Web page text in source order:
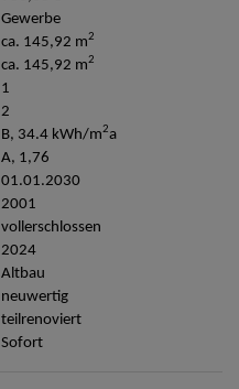
Gewerbe
ca. 145,92 m2
ca. 145,92 m2
1
2
B, 34.4 kWh/m2a
A, 1,76
01.01.2030
2001
vollerschlossen
2024
Altbau
neuwertig
teilrenoviert
Sofort